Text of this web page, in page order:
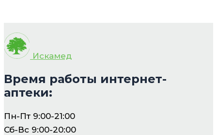
Искамед
Время работы интернет-
аптеки:
Пн-Пт 9:00-21:00
Сб-Вс 9:00-20:00